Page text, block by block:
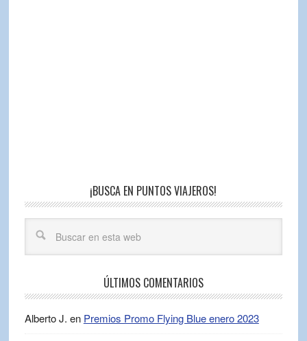
¡BUSCA EN PUNTOS VIAJEROS!
ÚLTIMOS COMENTARIOS
Alberto J. en Premios Promo Flying Blue enero 2023